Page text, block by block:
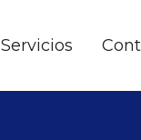
Servicios